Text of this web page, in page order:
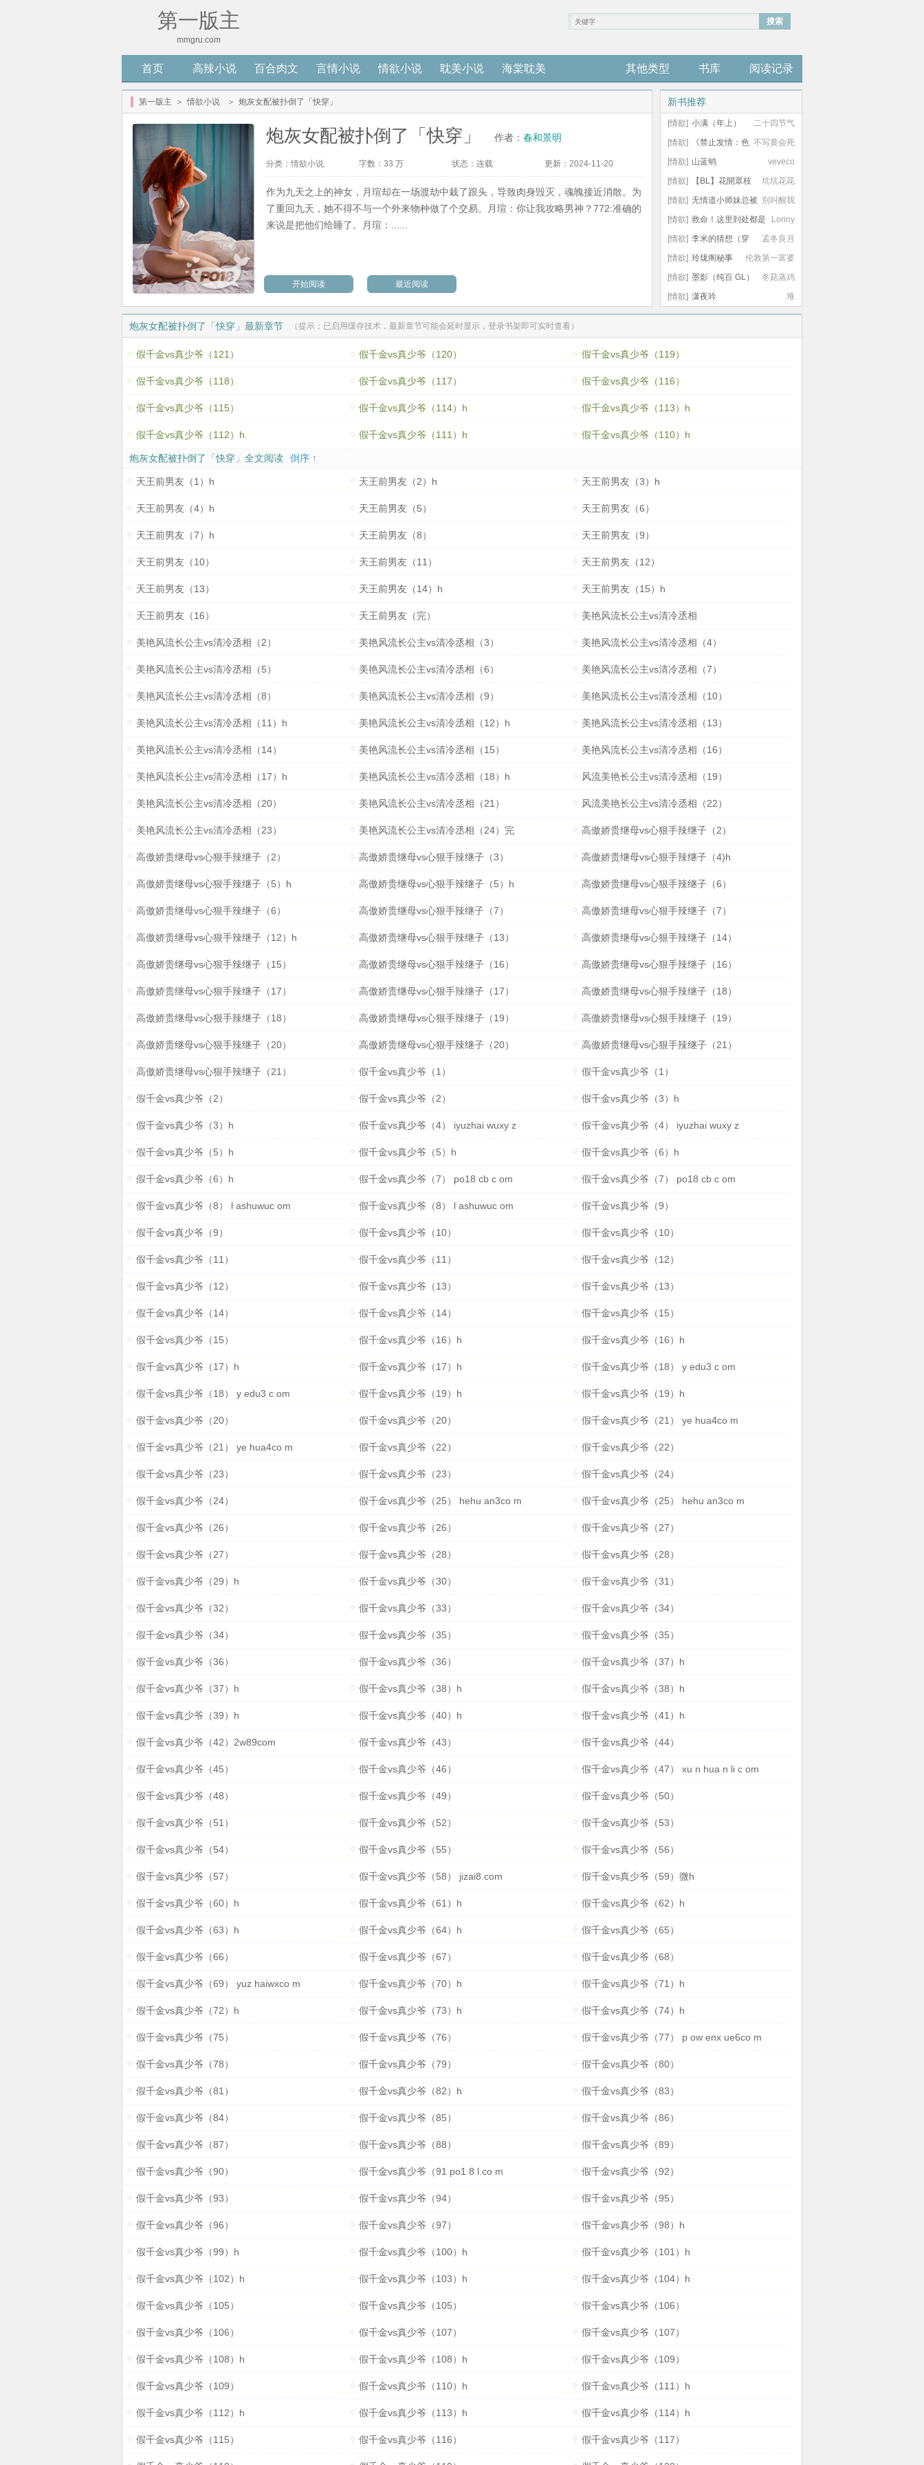
第一版主
mmgru.com
搜索
首页 高辣小说 百合肉文 言情小说 情欲小说 耽美小说 海棠耽美 其他类型 书库 阅读记录
第一版主 ＞ 情欲小说 ＞ 炮灰女配被扑倒了「快穿」
炮灰女配被扑倒了「快穿」 作者： 春和景明
分类： 情欲小说 字数： 33 万 状态： 连载 更新： 2024-11-20
作为九天之上的神女，月瑄却在一场渡劫中栽了跟头，导致肉身毁灭，魂魄接近消散。为
了重回九天，她不得不与一个外来物种做了个交易。月瑄：你让我攻略男神？772:准确的
来说是把他们给睡了。月瑄：......
开始阅读 最近阅读
新书推荐
二十四节气
[情欲] 小满（年上）
不写黄会死
[情欲]
《禁止发情：色
女宿主竟是系统克星》
veveco
[情欲] 山蓝鸲
坑坑花花
[情欲]
【BL】花開眾枝
别叫醒我
[情欲] 无情道小师妹总被
欺负哭
Loriny
[情欲] 救命！这里到处都是
阴暗批（西幻NPH）
孟冬良月
[情欲] 李米的猜想（穿
越，H，1v1）
伦敦第一富婆
[情欲] 玲珑阁秘事
（古代NP）
冬菇蒸鸡
[情欲] 墨影（纯百 GL）
堆
[情欲] 潇夜吟
炮灰女配被扑倒了「快穿」最新章节 （提示：已启用缓存技术，最新章节可能会延时显示，登录书架即可实时查看）
假千金vs真少爷（121） 假千金vs真少爷（120） 假千金vs真少爷（119）
假千金vs真少爷（118） 假千金vs真少爷（117） 假千金vs真少爷（116）
假千金vs真少爷（115） 假千金vs真少爷（114）h 假千金vs真少爷（113）h
假千金vs真少爷（112）h 假千金vs真少爷（111）h 假千金vs真少爷（110）h
炮灰女配被扑倒了「快穿」全文阅读 倒序 ↑
天王前男友（1）h 天王前男友（2）h 天王前男友（3）h
天王前男友（4）h 天王前男友（5） 天王前男友（6）
天王前男友（7）h 天王前男友（8） 天王前男友（9）
天王前男友（10） 天王前男友（11） 天王前男友（12）
天王前男友（13） 天王前男友（14）h 天王前男友（15）h
天王前男友（16） 天王前男友（完） 美艳风流长公主vs清冷丞相
美艳风流长公主vs清冷丞相（2） 美艳风流长公主vs清冷丞相（3） 美艳风流长公主vs清冷丞相（4）
美艳风流长公主vs清冷丞相（5） 美艳风流长公主vs清冷丞相（6） 美艳风流长公主vs清冷丞相（7）
美艳风流长公主vs清冷丞相（8） 美艳风流长公主vs清冷丞相（9） 美艳风流长公主vs清冷丞相（10）
美艳风流长公主vs清冷丞相（11）h 美艳风流长公主vs清冷丞相（12）h 美艳风流长公主vs清冷丞相（13）
美艳风流长公主vs清冷丞相（14） 美艳风流长公主vs清冷丞相（15） 美艳风流长公主vs清冷丞相（16）
美艳风流长公主vs清冷丞相（17）h 美艳风流长公主vs清冷丞相（18）h 风流美艳长公主vs清冷丞相（19）
美艳风流长公主vs清冷丞相（20） 美艳风流长公主vs清冷丞相（21） 风流美艳长公主vs清冷丞相（22）
美艳风流长公主vs清冷丞相（23） 美艳风流长公主vs清冷丞相（24）完 高傲娇贵继母vs心狠手辣继子（2）
高傲娇贵继母vs心狠手辣继子（2） 高傲娇贵继母vs心狠手辣继子（3） 高傲娇贵继母vs心狠手辣继子（4)h
高傲娇贵继母vs心狠手辣继子（5）h 高傲娇贵继母vs心狠手辣继子（5）h 高傲娇贵继母vs心狠手辣继子（6）
高傲娇贵继母vs心狠手辣继子（6） 高傲娇贵继母vs心狠手辣继子（7） 高傲娇贵继母vs心狠手辣继子（7）
高傲娇贵继母vs心狠手辣继子（12）h 高傲娇贵继母vs心狠手辣继子（13） 高傲娇贵继母vs心狠手辣继子（14）
高傲娇贵继母vs心狠手辣继子（15） 高傲娇贵继母vs心狠手辣继子（16） 高傲娇贵继母vs心狠手辣继子（16）
高傲娇贵继母vs心狠手辣继子（17） 高傲娇贵继母vs心狠手辣继子（17） 高傲娇贵继母vs心狠手辣继子（18）
高傲娇贵继母vs心狠手辣继子（18） 高傲娇贵继母vs心狠手辣继子（19） 高傲娇贵继母vs心狠手辣继子（19）
高傲娇贵继母vs心狠手辣继子（20） 高傲娇贵继母vs心狠手辣继子（20） 高傲娇贵继母vs心狠手辣继子（21）
高傲娇贵继母vs心狠手辣继子（21） 假千金vs真少爷（1） 假千金vs真少爷（1）
假千金vs真少爷（2） 假千金vs真少爷（2） 假千金vs真少爷（3）h
假千金vs真少爷（3）h 假千金vs真少爷（4） iyuzhai wuxy z 假千金vs真少爷（4） iyuzhai wuxy z
假千金vs真少爷（5）h 假千金vs真少爷（5）h 假千金vs真少爷（6）h
假千金vs真少爷（6）h 假千金vs真少爷（7） po18 cb c om 假千金vs真少爷（7） po18 cb c om
假千金vs真少爷（8） l ashuwuc om 假千金vs真少爷（8） l ashuwuc om 假千金vs真少爷（9）
假千金vs真少爷（9） 假千金vs真少爷（10） 假千金vs真少爷（10）
假千金vs真少爷（11） 假千金vs真少爷（11） 假千金vs真少爷（12）
假千金vs真少爷（12） 假千金vs真少爷（13） 假千金vs真少爷（13）
假千金vs真少爷（14） 假千金vs真少爷（14） 假千金vs真少爷（15）
假千金vs真少爷（15） 假千金vs真少爷（16）h 假千金vs真少爷（16）h
假千金vs真少爷（17）h 假千金vs真少爷（17）h 假千金vs真少爷（18） y edu3 c om
假千金vs真少爷（18） y edu3 c om 假千金vs真少爷（19）h 假千金vs真少爷（19）h
假千金vs真少爷（20） 假千金vs真少爷（20） 假千金vs真少爷（21） ye hua4co m
假千金vs真少爷（21） ye hua4co m 假千金vs真少爷（22） 假千金vs真少爷（22）
假千金vs真少爷（23） 假千金vs真少爷（23） 假千金vs真少爷（24）
假千金vs真少爷（24） 假千金vs真少爷（25） hehu an3co m 假千金vs真少爷（25） hehu an3co m
假千金vs真少爷（26） 假千金vs真少爷（26） 假千金vs真少爷（27）
假千金vs真少爷（27） 假千金vs真少爷（28） 假千金vs真少爷（28）
假千金vs真少爷（29）h 假千金vs真少爷（30） 假千金vs真少爷（31）
假千金vs真少爷（32） 假千金vs真少爷（33） 假千金vs真少爷（34）
假千金vs真少爷（34） 假千金vs真少爷（35） 假千金vs真少爷（35）
假千金vs真少爷（36） 假千金vs真少爷（36） 假千金vs真少爷（37）h
假千金vs真少爷（37）h 假千金vs真少爷（38）h 假千金vs真少爷（38）h
假千金vs真少爷（39）h 假千金vs真少爷（40）h 假千金vs真少爷（41）h
假千金vs真少爷（42）2w89com 假千金vs真少爷（43） 假千金vs真少爷（44）
假千金vs真少爷（45） 假千金vs真少爷（46） 假千金vs真少爷（47） xu n hua n li c om
假千金vs真少爷（48） 假千金vs真少爷（49） 假千金vs真少爷（50）
假千金vs真少爷（51） 假千金vs真少爷（52） 假千金vs真少爷（53）
假千金vs真少爷（54） 假千金vs真少爷（55） 假千金vs真少爷（56）
假千金vs真少爷（57） 假千金vs真少爷（58） jizai8.com 假千金vs真少爷（59）微h
假千金vs真少爷（60）h 假千金vs真少爷（61）h 假千金vs真少爷（62）h
假千金vs真少爷（63）h 假千金vs真少爷（64）h 假千金vs真少爷（65）
假千金vs真少爷（66） 假千金vs真少爷（67） 假千金vs真少爷（68）
假千金vs真少爷（69） yuz haiwxco m 假千金vs真少爷（70）h 假千金vs真少爷（71）h
假千金vs真少爷（72）h 假千金vs真少爷（73）h 假千金vs真少爷（74）h
假千金vs真少爷（75） 假千金vs真少爷（76） 假千金vs真少爷（77） p ow enx ue6co m
假千金vs真少爷（78） 假千金vs真少爷（79） 假千金vs真少爷（80）
假千金vs真少爷（81） 假千金vs真少爷（82）h 假千金vs真少爷（83）
假千金vs真少爷（84） 假千金vs真少爷（85） 假千金vs真少爷（86）
假千金vs真少爷（87） 假千金vs真少爷（88） 假千金vs真少爷（89）
假千金vs真少爷（90） 假千金vs真少爷（91 po1 8 l.co m 假千金vs真少爷（92）
假千金vs真少爷（93） 假千金vs真少爷（94） 假千金vs真少爷（95）
假千金vs真少爷（96） 假千金vs真少爷（97） 假千金vs真少爷（98）h
假千金vs真少爷（99）h 假千金vs真少爷（100）h 假千金vs真少爷（101）h
假千金vs真少爷（102）h 假千金vs真少爷（103）h 假千金vs真少爷（104）h
假千金vs真少爷（105） 假千金vs真少爷（105） 假千金vs真少爷（106）
假千金vs真少爷（106） 假千金vs真少爷（107） 假千金vs真少爷（107）
假千金vs真少爷（108）h 假千金vs真少爷（108）h 假千金vs真少爷（109）
假千金vs真少爷（109） 假千金vs真少爷（110）h 假千金vs真少爷（111）h
假千金vs真少爷（112）h 假千金vs真少爷（113）h 假千金vs真少爷（114）h
假千金vs真少爷（115） 假千金vs真少爷（116） 假千金vs真少爷（117）